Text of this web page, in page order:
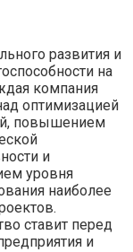
развития и
на
компания
оптимизацией
повышением
и
уровня
наиболее
ставит перед
и